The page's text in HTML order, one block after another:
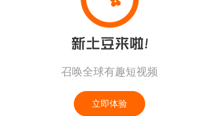
召唤全球有趣短视频
立即体验